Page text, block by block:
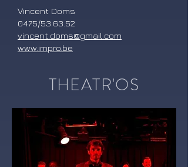
Vincent Doms
0475/53.63.52
vincent.doms@gmail.com
www.impro.be
THEATR'OS